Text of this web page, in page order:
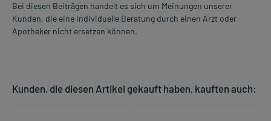
Bei diesen Beiträgen handelt es sich um Meinungen unserer
Kunden, die eine individuelle Beratung durch einen Arzt oder
Apotheker nicht ersetzen können.
Kunden, die diesen Artikel gekauft haben, kauften auch: